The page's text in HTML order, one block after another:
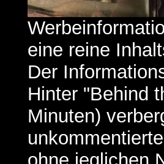
eine reine
Der
Hinter "Behind
Minuten)